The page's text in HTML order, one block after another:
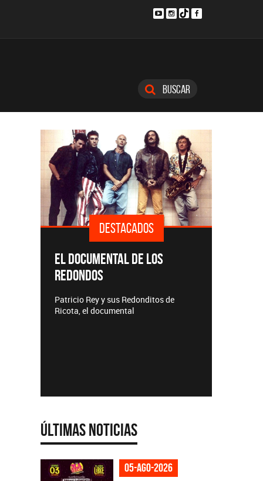
Buscar
DESTACADOS
SINGLES Y DISCOS DESTACADOS
Lanzamientos CMTV
Últimas Noticias
05-ago-2026